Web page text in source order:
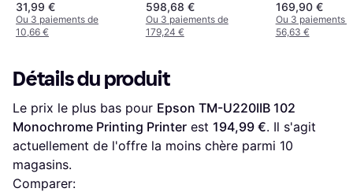
31,99 €
Ou 3 paiements de
10,66 €
598,68 €
Ou 3 paiements de
179,24 €
169,90 €
Ou 3 paiements
56,63 €
Détails du produit
Le prix le plus bas pour Epson TM-U220IIB 102
Monochrome Printing Printer est 194,99 €. Il s'agit
actuellement de l'offre la moins chère parmi 10
magasins.
Comparer: